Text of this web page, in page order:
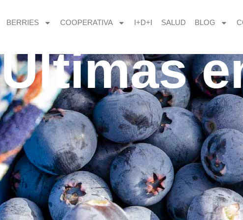
BERRIES COOPERATIVA I+D+I SALUD BLOG
Últimas